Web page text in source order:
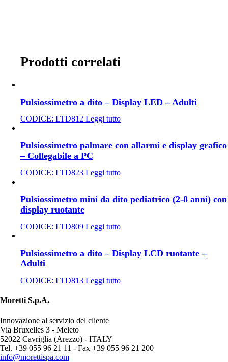
Prodotti correlati
Pulsiossimetro a dito – Display LED – Adulti
CODICE: LTD812 Leggi tutto
Pulsiossimetro palmare con allarmi e display grafico
– Collegabile a PC
CODICE: LTD823 Leggi tutto
Pulsiossimetro mini da dito pediatrico (2-8 anni) con
display ruotante
CODICE: LTD809 Leggi tutto
Pulsiossimetro a dito – Display LCD ruotante –
Adulti
CODICE: LTD813 Leggi tutto
Moretti S.p.A.
Innovazione al servizio del cliente
Via Bruxelles 3 - Meleto
52022 Cavriglia (Arezzo) - ITALY
Tel. +39 055 96 21 11 - Fax +39 055 96 21 200
info@morettispa.com